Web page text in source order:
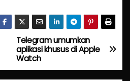
Telegram umumkan
aplikasi khusus di Apple
Watch